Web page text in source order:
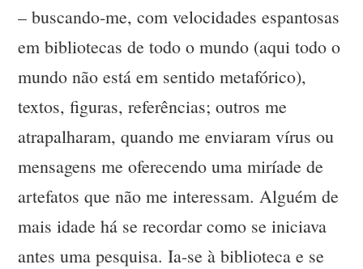
– buscando-me, com velocidades espantosas
em bibliotecas de todo o mundo (aqui todo o
mundo não está em sentido metafórico),
textos, figuras, referências; outros me
atrapalharam, quando me enviaram vírus ou
mensagens me oferecendo uma miríade de
artefatos que não me interessam. Alguém de
mais idade há se recordar como se iniciava
antes uma pesquisa. Ia-se à biblioteca e se